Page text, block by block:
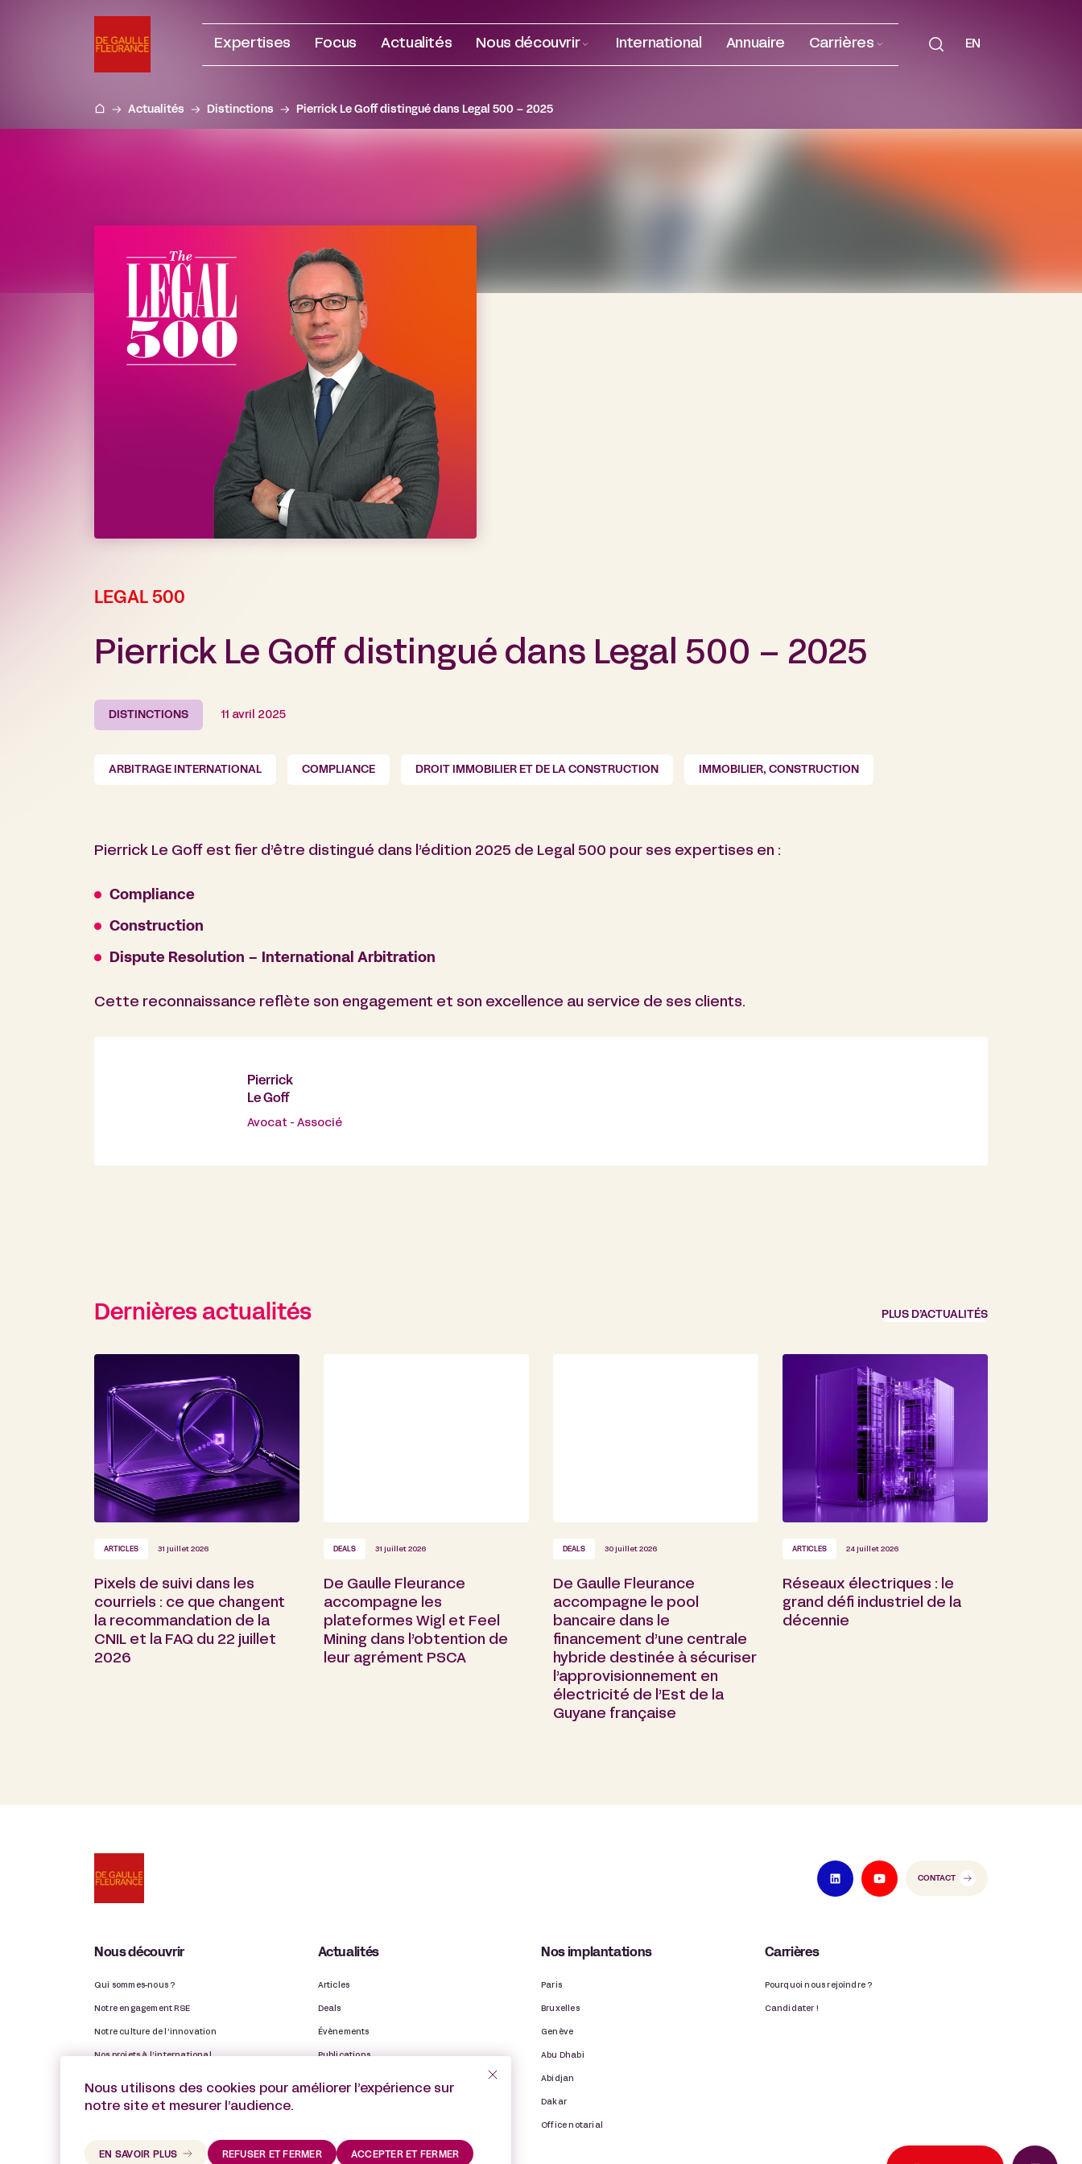
Expertises Focus Actualités Nous découvrir International Annuaire Carrières EN
Actualités Distinctions Pierrick Le Goff distingué dans Legal 500 – 2025
LEGAL 500
Pierrick Le Goff distingué dans Legal 500 – 2025
DISTINCTIONS 11 avril 2025
ARBITRAGE INTERNATIONAL COMPLIANCE DROIT IMMOBILIER ET DE LA CONSTRUCTION IMMOBILIER, CONSTRUCTION
Pierrick Le Goff est fier d’être distingué dans l’édition 2025 de Legal 500 pour ses expertises en :
Compliance
Construction
Dispute Resolution – International Arbitration
Cette reconnaissance reflète son engagement et son excellence au service de ses clients.
Pierrick
Le Goff
Avocat - Associé
Dernières actualités PLUS D’ACTUALITÉS
ARTICLES 31 juillet 2026
Pixels de suivi dans les
courriels : ce que changent
la recommandation de la
CNIL et la FAQ du 22 juillet
2026
DEALS 31 juillet 2026
De Gaulle Fleurance
accompagne les
plateformes Wigl et Feel
Mining dans l’obtention de
leur agrément PSCA
DEALS 30 juillet 2026
De Gaulle Fleurance
accompagne le pool
bancaire dans le
financement d’une centrale
hybride destinée à sécuriser
l’approvisionnement en
électricité de l’Est de la
Guyane française
ARTICLES 24 juillet 2026
Réseaux électriques : le
grand défi industriel de la
décennie
CONTACT
Nous découvrir
Qui sommes-nous ?
Notre engagement RSE
Notre culture de l’innovation
Nos projets à l’international
Notre rapport d’activité
Actualités
Articles
Deals
Évènements
Publications
Nos implantations
Paris
Bruxelles
Genève
Abu Dhabi
Abidjan
Dakar
Office notarial
Carrières
Pourquoi nous rejoindre ?
Candidater !
Nous utilisons des cookies pour améliorer l’expérience sur
notre site et mesurer l’audience.
ACCEPTER ET FERMER
REFUSER ET FERMER
EN SAVOIR PLUS